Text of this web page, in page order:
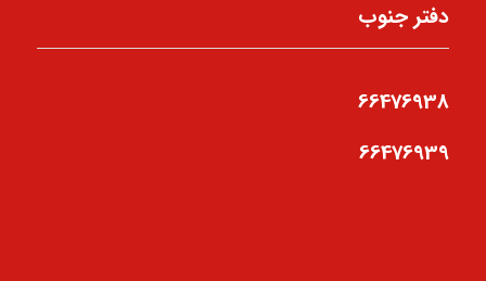
دفتر جنوب
66476938
66476939